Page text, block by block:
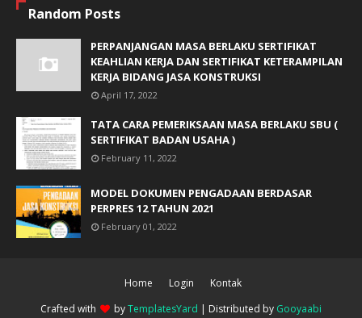
Random Posts
PERPANJANGAN MASA BERLAKU SERTIFIKAT
KEAHLIAN KERJA DAN SERTIFIKAT KETERAMPILAN
KERJA BIDANG JASA KONSTRUKSI
April 17, 2022
TATA CARA PEMERIKSAAN MASA BERLAKU SBU (
SERTIFIKAT BADAN USAHA )
February 11, 2022
MODEL DOKUMEN PENGADAAN BERDASAR
PERPRES 12 TAHUN 2021
February 01, 2022
Home Login
Kontak
Crafted with
byTemplatesYard | Distributed by Gooyaabi